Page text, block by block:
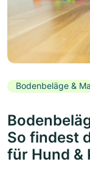
Bodenbeläge &
So findest
für Hund &